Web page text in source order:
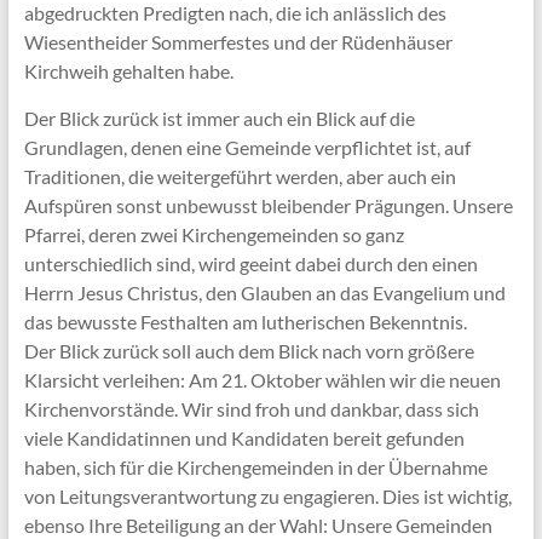
abgedruckten Predigten nach, die ich anlässlich des
Wiesentheider Sommerfestes und der Rüdenhäuser
Kirchweih gehalten habe.
Der Blick zurück ist immer auch ein Blick auf die
Grundlagen, denen eine Gemeinde verpflichtet ist, auf
Traditionen, die weitergeführt werden, aber auch ein
Aufspüren sonst unbewusst bleibender Prägungen. Unsere
Pfarrei, deren zwei Kirchengemeinden so ganz
unterschiedlich sind, wird geeint dabei durch den einen
Herrn Jesus Christus, den Glauben an das Evangelium und
das bewusste Festhalten am lutherischen Bekenntnis.
Der Blick zurück soll auch dem Blick nach vorn größere
Klarsicht verleihen: Am 21. Oktober wählen wir die neuen
Kirchenvorstände. Wir sind froh und dankbar, dass sich
viele Kandidatinnen und Kandidaten bereit gefunden
haben, sich für die Kirchengemeinden in der Übernahme
von Leitungsverantwortung zu engagieren. Dies ist wichtig,
ebenso Ihre Beteiligung an der Wahl: Unsere Gemeinden